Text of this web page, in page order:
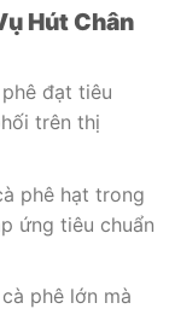
Hút Chân
đạt tiêu
trên thị
phê hạt trong
ứng tiêu chuẩn
phê lớn mà